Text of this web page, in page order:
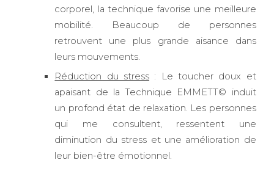
corporel, la technique favorise une meilleure
mobilité. Beaucoup de personnes
retrouvent une plus grande aisance dans
leurs mouvements.
Réduction du stress : Le toucher doux et
apaisant de la Technique EMMETT© induit
un profond état de relaxation. Les personnes
qui me consultent, ressentent une
diminution du stress et une amélioration de
leur bien-être émotionnel.